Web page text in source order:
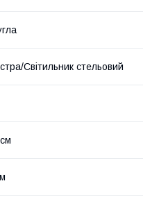
Світильник стельовий